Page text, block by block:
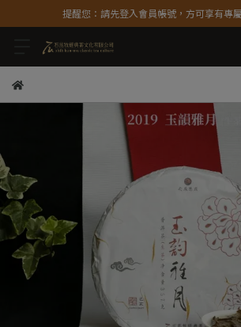
提醒您：請先登入會員帳號，方可享有專